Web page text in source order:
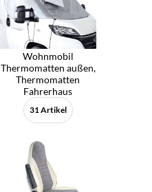
Wohnmobil
Thermomatten außen,
Thermomatten
Fahrerhaus
31 Artikel